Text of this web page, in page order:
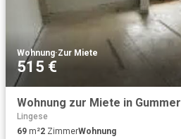
Wohnung·Zur Miete
515 €
Wohnung zur Miete in
Lingese
69 m²2 ZimmerWohnung